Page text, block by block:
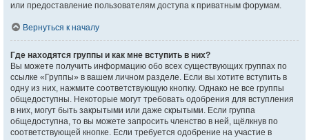
или предоставление пользователям доступа к приватным форумам.
Вернуться к началу
Где находятся группы и как мне вступить в них?
Вы можете получить информацию обо всех существующих группах по
ссылке «Группы» в вашем личном разделе. Если вы хотите вступить в
одну из них, нажмите соответствующую кнопку. Однако не все группы
общедоступны. Некоторые могут требовать одобрения для вступления
в них, могут быть закрытыми или даже скрытыми. Если группа
общедоступна, то вы можете запросить членство в ней, щёлкнув по
соответствующей кнопке. Если требуется одобрение на участие в